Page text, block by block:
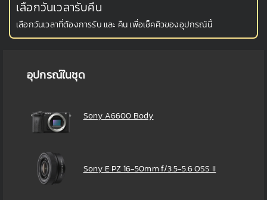
เลือกวันเวลารับคืน
เลือกวันเวลาที่ต้องการรับ และ คืน เพื่อเช็คคิวของอุปกรณ์นี้
อุปกรณ์ในชุด
Sony A6600 Body
Sony E PZ 16-50mm f/3.5-5.6 OSS II